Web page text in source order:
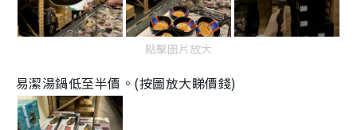
點擊圖片放大
易潔湯鍋低至半價。 (按圖放大睇價錢)